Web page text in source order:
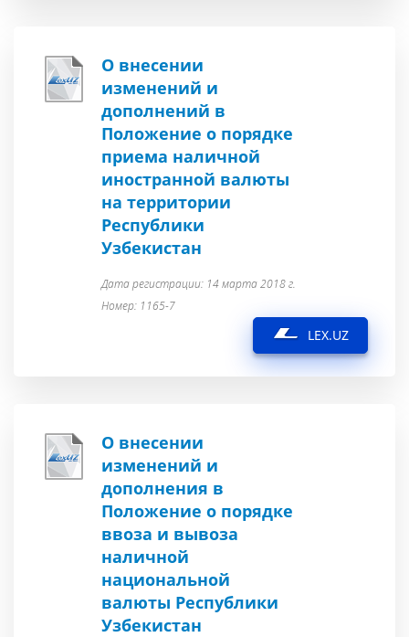
О внесении
изменений и
дополнений в
Положение о порядке
приема наличной
иностранной валюты
на территории
Республики
Узбекистан
Дата регистрации: 14 марта 2018 г.
Номер: 1165-7
LEX.UZ
О внесении
изменений и
дополнения в
Положение о порядке
ввоза и вывоза
наличной
национальной
валюты Республики
Узбекистан